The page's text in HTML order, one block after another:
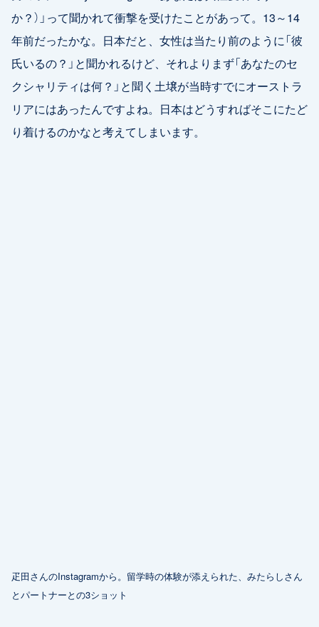
か？）」って聞かれて衝撃を受けたことがあって。13～14
年前だったかな。日本だと、女性は当たり前のように「彼
氏いるの？」と聞かれるけど、それよりまず「あなたのセ
クシャリティは何？」と聞く土壌が当時すでにオーストラ
リアにはあったんですよね。日本はどうすればそこにたど
り着けるのかなと考えてしまいます。
疋田さんのInstagramから。留学時の体験が添えられた、みたらしさん
とパートナーとの3ショット